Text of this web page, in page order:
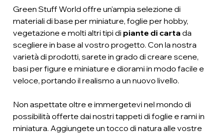
Green Stuff World offre un'ampia selezione di
materiali di base per miniature, foglie per hobby,
vegetazione e molti altri tipi di piante di carta da
scegliere in base al vostro progetto. Con la nostra
varietà di prodotti, sarete in grado di creare scene,
basi per figure e miniature e diorami in modo facile e
veloce, portando il realismo a un nuovo livello.
Non aspettate oltre e immergetevi nel mondo di
possibilità offerte dai nostri tappeti di foglie e rami in
miniatura. Aggiungete un tocco di natura alle vostre